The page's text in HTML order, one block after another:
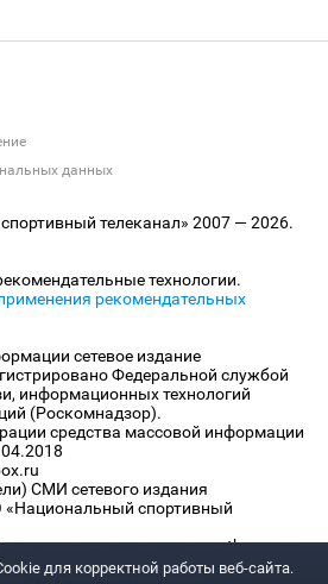
данных
телеканал» 2007 — 2026.
технологии.
рекомендательных
сетевое издание
Федеральной службой
информационных технологий
(Роскомнадзор).
средства массовой информации
СМИ сетевого издания
спортивный
издания «www.sportbox.ru»:
для корректной работы веб-сайта.